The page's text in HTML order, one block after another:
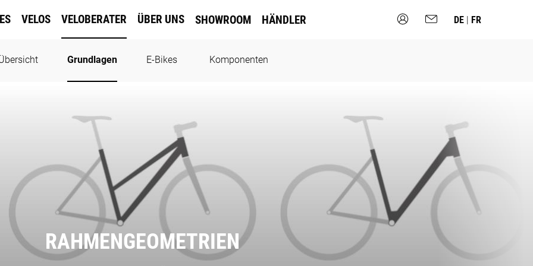
VELOS VELOBERATER ÜBER UNS SHOWROOM HÄNDLER DE | FR
Grundlagen E-Bikes Komponenten
RAHMENGEOMETRIEN